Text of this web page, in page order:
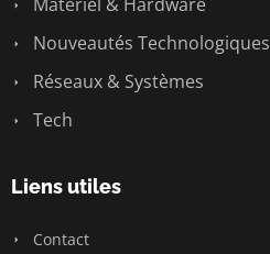
Nouveautés Technologiques
Réseaux & Systèmes
Tech
Liens utiles
Contact